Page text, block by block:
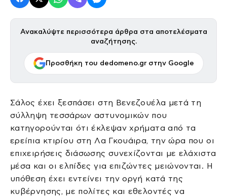
Ανακαλύψτε περισσότερα άρθρα στα αποτελέσματα
αναζήτησης.
Προσθήκη του dedomeno.gr στην Google
Σάλος έχει ξεσπάσει στη Βενεζουέλα μετά τη
σύλληψη τεσσάρων αστυνομικών που
κατηγορούνται ότι έκλεψαν χρήματα από τα
ερείπια κτιρίου στη Λα Γκουάιρα, την ώρα που οι
επιχειρήσεις διάσωσης συνεχίζονται με ελάχιστα
μέσα και οι ελπίδες για επιζώντες μειώνονται. Η
υπόθεση έχει εντείνει την οργή κατά της
κυβέρνησης, με πολίτες και εθελοντές να